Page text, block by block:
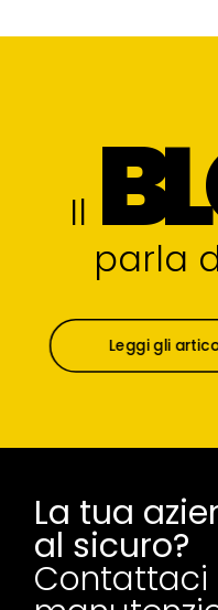
Il
parla
Leggi gli
La tua
al sicuro?
Contattaci